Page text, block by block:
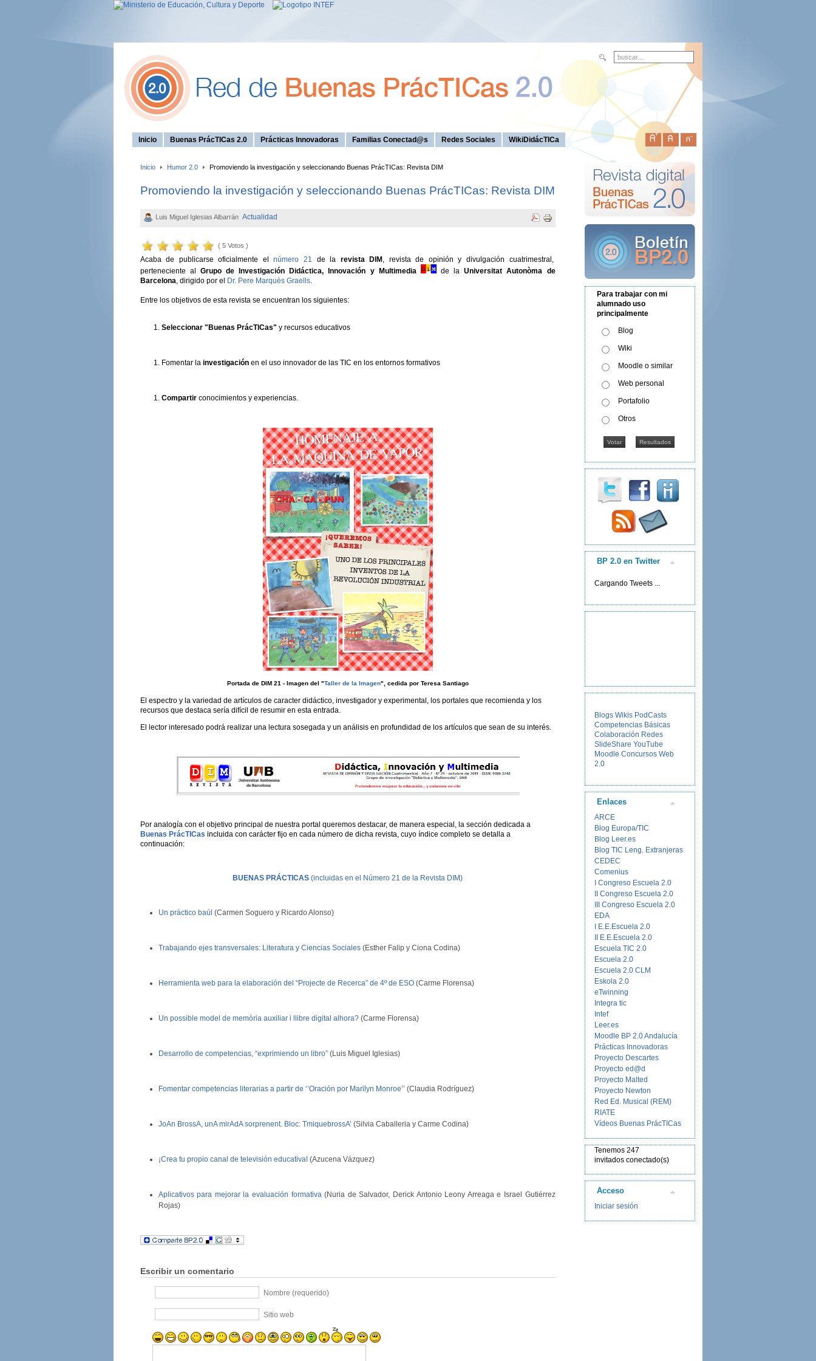
Inicio Buenas PrácTICas 2.0 Prácticas Innovadoras Familias Conectad@s Redes Sociales WikiDidácTICa
Inicio Humor 2.0 Promoviendo la investigación y seleccionando Buenas PrácTICas: Revista DIM
Promoviendo la investigación y seleccionando Buenas PrácTICas: Revista DIM
Luis Miguel Iglesias Albarrán Actualidad
( 5 Votos )
Acaba de publicarse oficialmente elnúmero 21 de la revista DIM , revista de opinión y divulgación cuatrimestral,
perteneciente al Grupo de Investigación Didáctica, Innovación y Multimedia de laUniversitat Autonòma de
Barcelona, dirigido por el Dr. Pere Marquès Graells.
Entre los objetivos de esta revista se encuentran los siguientes:
Seleccionar "Buenas PrácTICas" y recursos educativos
Fomentar la investigación en el uso innovador de las TIC en los entornos formativos
Compartir conocimientos y experiencias.
Portada de DIM 21 - Imagen del "Taller de la Imagen", cedida por Teresa Santiago
El espectro y la variedad de artículos de caracter didáctico, investigador y experimental, los portales que recomienda y los
recursos que destaca sería difícil de resumir en esta entrada.
El lector interesado podrá realizar una lectura sosegada y un análisis en profundidad de los artículos que sean de su interés.
Por analogía con el objetivo principal de nuestra portal queremos destacar, de manera especial, la sección dedicada a
Buenas PrácTICas incluida con carácter fijo en cada número de dicha revista, cuyo índice completo se detalla a
continuación:
BUENAS PRÁCTICAS(incluidas en el Número 21 de la Revista DIM)
Un práctico baúl (Carmen Soguero y Ricardo Alonso)
Trabajando ejes transversales: Literatura y Ciencias Sociales(Esther Falip y Ciona Codina)
Herramienta web para la elaboración del “Projecte de Recerca” de 4º de ESO(Carme Florensa)
Un possible model de memòria auxiliar i llibre digital alhora?(Carme Florensa)
Desarrollo de competencias, “exprimiendo un libro”(Luis Miguel Iglesias)
Fomentar competencias literarias a partir de ‘’Oración por Marilyn Monroe’’ (Claudia Rodríguez)
JoAn BrossA, unA mirAdA sorprenent. Bloc: TmiquebrossA’ (Silvia Caballeria y Carme Codina)
¡Crea tu propio canal de televisión educativa!(Azucena Vázquez)
Aplicativos para mejorar la evaluación formativa(Nuria de Salvador, Derick Antonio Leony Arreaga e Israel Gutiérrez
Rojas)
Escribir un comentario
Nombre (requerido)
Sitio web
Para trabajar con mi
alumnado uso
principalmente
Blog
Wiki
Moodle o similar
Web personal
Portafolio
Otros
BP 2.0 en Twitter
Cargando Tweets ...
Blogs Wikis PodCasts
Competencias Básicas
Colaboración Redes
SlideShare YouTube
Moodle Concursos Web
2.0
Enlaces
ARCE
Blog Europa/TIC
Blog Leer.es
Blog TIC Leng. Extranjeras
CEDEC
Comenius
I Congreso Escuela 2.0
II Congreso Escuela 2.0
III Congreso Escuela 2.0
EDA
I E.E.Escuela 2.0
II E.E.Escuela 2.0
Escuela TIC 2.0
Escuela 2.0
Escuela 2.0 CLM
Eskola 2.0
eTwinning
Integra tic
Intef
Leer.es
Moodle BP 2.0 Andalucía
Prácticas Innovadoras
Proyecto Descartes
Proyecto ed@d
Proyecto Malted
Proyecto Newton
Red Ed. Musical (REM)
RIATE
Vídeos Buenas PrácTICas
Tenemos 247
invitados conectado(s)
Acceso
Iniciar sesión